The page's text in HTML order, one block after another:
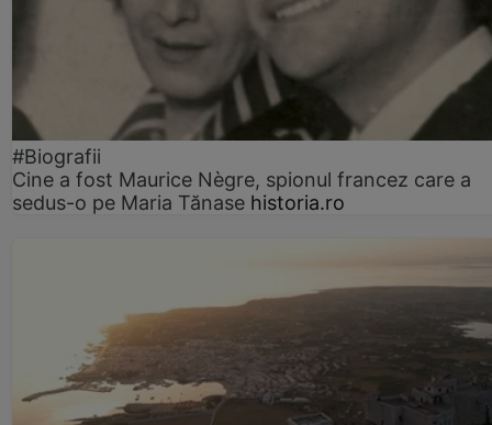
#Biografii
Cine a fost Maurice Nègre, spionul francez care a
sedus-o pe Maria Tănase historia.ro